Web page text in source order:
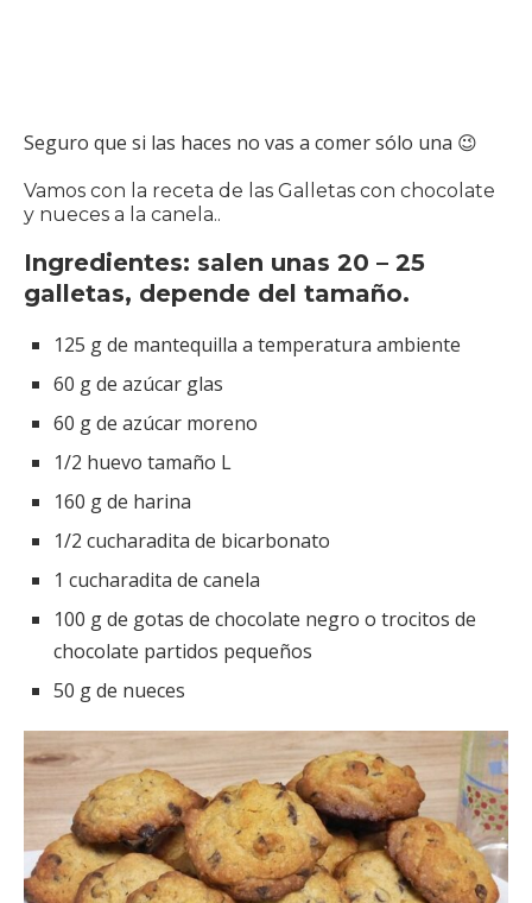
Seguro que si las haces no vas a comer sólo una 😉
Vamos con la receta de las Galletas con chocolate
y nueces a la canela..
Ingredientes: salen unas 20 – 25
galletas, depende del tamaño.
125 g de mantequilla a temperatura ambiente
60 g de azúcar glas
60 g de azúcar moreno
1/2 huevo tamaño L
160 g de harina
1/2 cucharadita de bicarbonato
1 cucharadita de canela
100 g de gotas de chocolate negro o trocitos de
chocolate partidos pequeños
50 g de nueces